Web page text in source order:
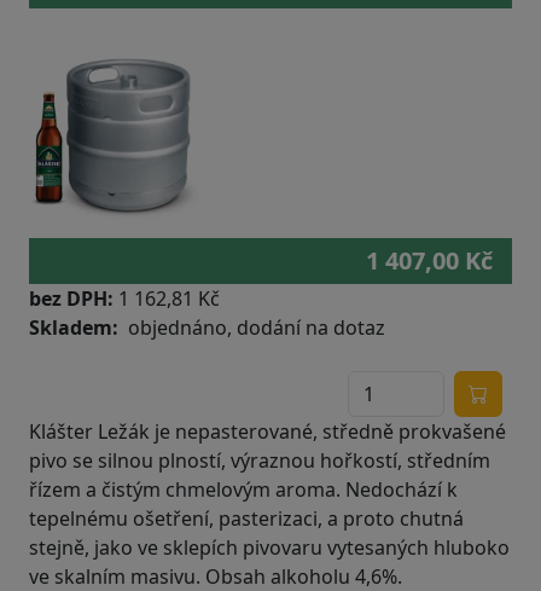
1 407,00 Kč
bez DPH: 1 162,81 Kč
Skladem
objednáno, dodání na dotaz
Klášter Ležák je nepasterované, středně prokvašené
pivo se silnou plností, výraznou hořkostí, středním
řízem a čistým chmelovým aroma. Nedochází k
tepelnému ošetření, pasterizaci, a proto chutná
stejně, jako ve sklepích pivovaru vytesaných hluboko
ve skalním masivu. Obsah alkoholu 4,6%.